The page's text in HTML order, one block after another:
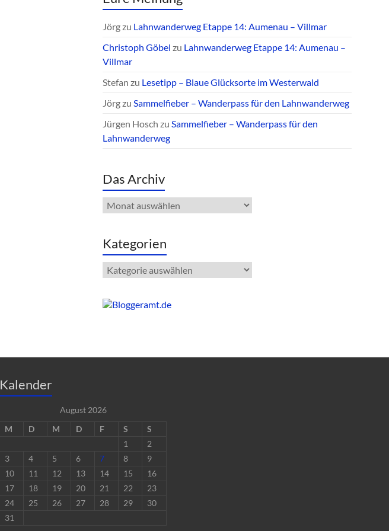
Jörgzu Lahnwanderweg Etappe 14: Aumenau – Villmar
Christoph Göbel zu Lahnwanderweg Etappe 14: Aumenau –
Villmar
Stefan zu Lesetipp – Blaue Glücksorte im Westerwald
Jörgzu Sammelfieber – Wanderpass für den Lahnwanderweg
Jürgen Hosch zu Sammelfieber – Wanderpass für den
Lahnwanderweg
Das Archiv
Das
Archiv
Kategorien
Kategorien
Kalender
August 2026
M
D M D F S
S
1
2
3
4 5 6 7 8
9
10
11 12 13 14 15
16
17
18 19 20 21 22
23
24
25 26 27 28 29
30
31